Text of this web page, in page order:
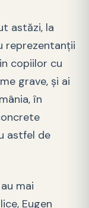
astăzi, la
reprezentanţii
copiilor cu
grave, şi ai
în
astfel de
mai
Eugen